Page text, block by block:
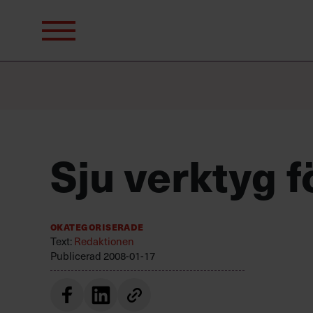
efter:
Sju verktyg
Okategoriserade
Text:Redaktionen
Publicerad 2008-01-17